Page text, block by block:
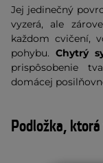
Jej jedinečný
vyzerá, ale
každom cvičení,
pohybu.Chytrý
prispôsobenie
domácej
Podložka,